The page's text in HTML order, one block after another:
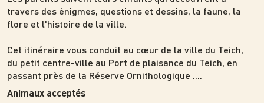
travers des énigmes, questions et dessins, la faune, la
flore et l'histoire de la ville.
Cet itinéraire vous conduit au cœur de la ville du Teich,
du petit centre-ville au Port de plaisance du Teich, en
passant près de la Réserve Ornithologique ....
Animaux acceptés